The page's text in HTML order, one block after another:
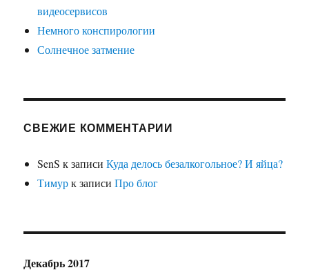
видеосервисов
Немного конспирологии
Солнечное затмение
СВЕЖИЕ КОММЕНТАРИИ
SenS к записиКуда делось безалкогольное? И яйца?
Тимурк записиПро блог
Декабрь 2017